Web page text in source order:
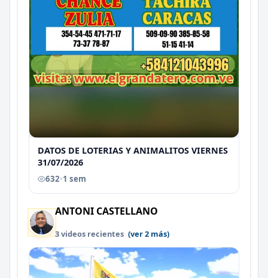
DATOS DE LOTERIAS Y ANIMALITOS VIERNES
31/07/2026
632•1 sem
ANTONI CASTELLANO
3 videos recientes (ver 2 más)